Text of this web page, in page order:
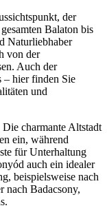
der
Balaton bis
Naturliebhaber
von der
Auch der
– hier finden Sie
und
charmante Altstadt
ein, während
für Unterhaltung
auch ein idealer
beispielsweise nach
nach Badacsony,